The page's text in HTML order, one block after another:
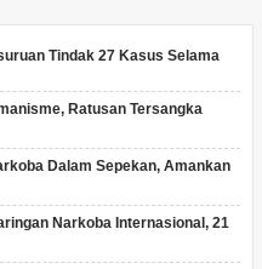
Tindak 27 Kasus Selama
Ratusan Tersangka
Dalam Sepekan, Amankan
Narkoba Internasional, 21